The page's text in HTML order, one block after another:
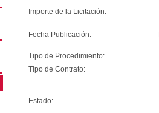
Importe de la Licitación:
Fecha Publicación:
Tipo de Procedimiento:
Tipo de Contrato:
Estado: